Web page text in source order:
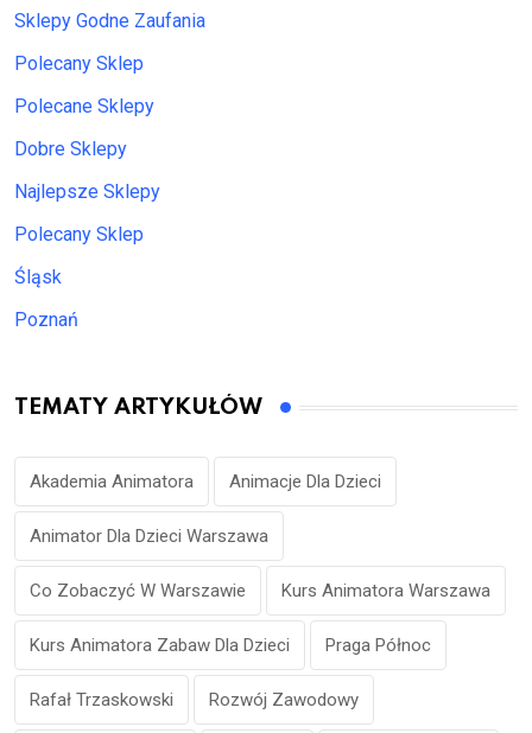
Sklepy Godne Zaufania
Polecany Sklep
Polecane Sklepy
Dobre Sklepy
Najlepsze Sklepy
Polecany Sklep
Śląsk
Poznań
TEMATY ARTYKUŁÓW
Akademia Animatora Animacje Dla Dzieci
Animator Dla Dzieci Warszawa
Co Zobaczyć W Warszawie Kurs Animatora Warszawa
Kurs Animatora Zabaw Dla Dzieci Praga Północ
Rafał Trzaskowski Rozwój Zawodowy